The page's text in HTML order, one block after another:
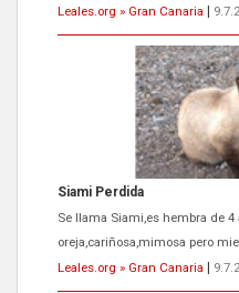
Leales.org » Gran Canaria
Siami Perdida
Se llama Siami,es hembra de
oreja,cariñosa,mimosa pero
Leales.org » Gran Canaria